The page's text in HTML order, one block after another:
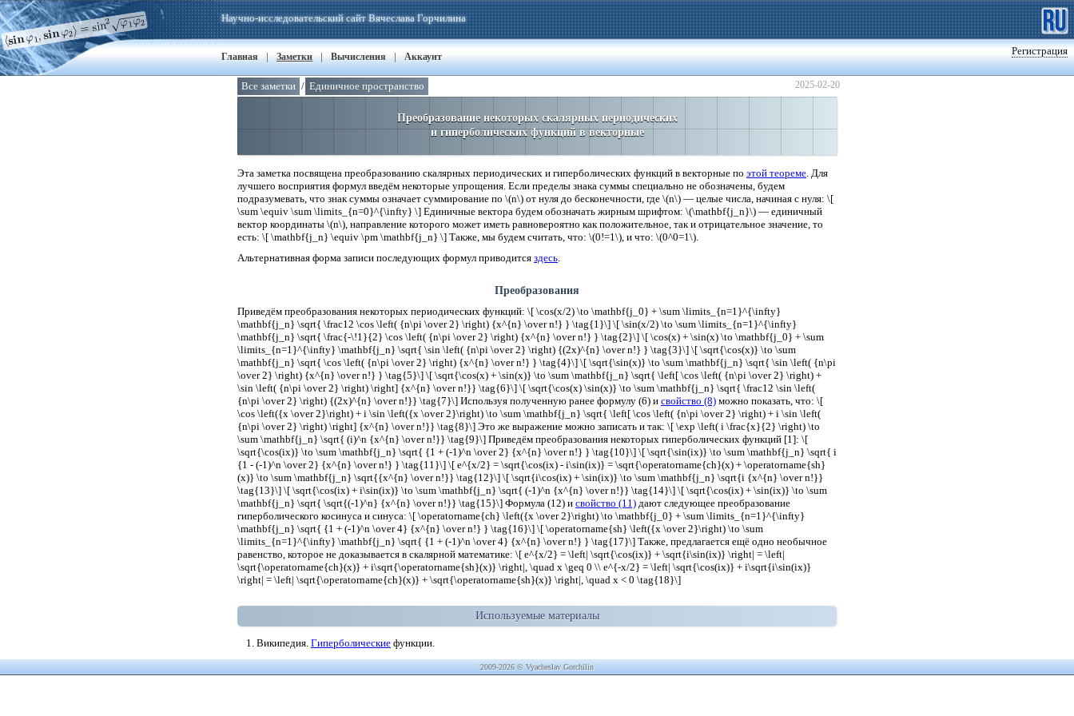
Регистрация
Научно-исследовательский сайт Вячеслава Горчилина
Главная | Заметки | Вычисления | Аккаунт
2025-02-20
Все заметки / Единичное пространство
Преобразование некоторых скалярных периодических
и гиперболических функций в векторные
Эта заметка посвящена преобразованию скалярных периодических и гиперболических функций в векторные по этой теореме . Для
лучшего восприятия формул введём некоторые упрощения. Если пределы знака суммы специально не обозначены, будем
подразумевать, что знак суммы означает суммирование по \(n\) от нуля до бесконечности, где \(n\) — целые числа, начиная с нуля: \[
\sum \equiv \sum \limits_{n=0}^{\infty} \] Единичные вектора будем обозначать жирным шрифтом: \(\mathbf{j_n}\) — единичный
вектор координаты \(n\), направление которого может иметь равновероятно как положительное, так и отрицательное значение, то
есть: \[ \mathbf{j_n} \equiv \pm \mathbf{j_n} \] Также, мы будем считать, что: \(0!=1\), и что: \(0^0=1\).
Альтернативная форма записи последующих формул приводится здесь
Преобразования
Приведём преобразования некоторых периодических функций: \[ \cos(x/2) \to \mathbf{j_0} + \sum \limits_{n=1}^{\infty}
\mathbf{j_n} \sqrt{ \frac12 \cos \left( {n\pi \over 2} \right) {x^{n} \over n!} } \tag{1}\] \[ \sin(x/2) \to \sum \limits_{n=1}^{\infty}
\mathbf{j_n} \sqrt{ \frac{-\!1}{2} \cos \left( {n\pi \over 2} \right) {x^{n} \over n!} } \tag{2}\] \[ \cos(x) + \sin(x) \to \mathbf{j_0} + \sum
\limits_{n=1}^{\infty} \mathbf{j_n} \sqrt{ \sin \left( {n\pi \over 2} \right) {(2x)^{n} \over n!} } \tag{3}\] \[ \sqrt{\cos(x)} \to \sum
\mathbf{j_n} \sqrt{ \cos \left( {n\pi \over 2} \right) {x^{n} \over n!} } \tag{4}\] \[ \sqrt{\sin(x)} \to \sum \mathbf{j_n} \sqrt{ \sin \left( {n\pi
\over 2} \right) {x^{n} \over n!} } \tag{5}\] \[ \sqrt{\cos(x) + \sin(x)} \to \sum \mathbf{j_n} \sqrt{ \left[ \cos \left( {n\pi \over 2} \right) +
\sin \left( {n\pi \over 2} \right) \right] {x^{n} \over n!}} \tag{6}\] \[ \sqrt{\cos(x) \sin(x)} \to \sum \mathbf{j_n} \sqrt{ \frac12 \sin \left(
{n\pi \over 2} \right) {(2x)^{n} \over n!}} \tag{7}\] Используя полученную ранее формулу (6) и свойство (8) можно показать, что: \[
\cos \left({x \over 2}\right) + i \sin \left({x \over 2}\right) \to \sum \mathbf{j_n} \sqrt{ \left[ \cos \left( {n\pi \over 2} \right) + i \sin \left(
{n\pi \over 2} \right) \right] {x^{n} \over n!}} \tag{8}\] Это же выражение можно записать и так: \[ \exp \left( i \frac{x}{2} \right) \to
\sum \mathbf{j_n} \sqrt{ (i)^n {x^{n} \over n!}} \tag{9}\] Приведём преобразования некоторых гиперболических функций [1]: \[
\sqrt{\cos(ix)} \to \sum \mathbf{j_n} \sqrt{ {1 + (-1)^n \over 2} {x^{n} \over n!} } \tag{10}\] \[ \sqrt{\sin(ix)} \to \sum \mathbf{j_n} \sqrt{ i
{1 - (-1)^n \over 2} {x^{n} \over n!} } \tag{11}\] \[ e^{x/2} = \sqrt{\cos(ix) - i\sin(ix)} = \sqrt{\operatorname{ch}(x) + \operatorname{sh}
(x)} \to \sum \mathbf{j_n} \sqrt{{x^{n} \over n!}} \tag{12}\] \[ \sqrt{i\cos(ix) + \sin(ix)} \to \sum \mathbf{j_n} \sqrt{i {x^{n} \over n!}}
\tag{13}\] \[ \sqrt{\cos(ix) + i\sin(ix)} \to \sum \mathbf{j_n} \sqrt{ (-1)^n {x^{n} \over n!}} \tag{14}\] \[ \sqrt{\cos(ix) + \sin(ix)} \to \sum
\mathbf{j_n} \sqrt{ \sqrt{(-1)^n} {x^{n} \over n!}} \tag{15}\] Формула (12) и свойство (11) дают следующее преобразование
гиперболического косинуса и синуса: \[ \operatorname{ch} \left({x \over 2}\right) \to \mathbf{j_0} + \sum \limits_{n=1}^{\infty}
\mathbf{j_n} \sqrt{ {1 + (-1)^n \over 4} {x^{n} \over n!} } \tag{16}\] \[ \operatorname{sh} \left({x \over 2}\right) \to \sum
\limits_{n=1}^{\infty} \mathbf{j_n} \sqrt{ {1 + (-1)^n \over 4} {x^{n} \over n!} } \tag{17}\] Также, предлагается ещё одно необычное
равенство, которое не доказывается в скалярной математике: \[ e^{x/2} = \left| \sqrt{\cos(ix)} + \sqrt{i\sin(ix)} \right| = \left|
\sqrt{\operatorname{ch}(x)} + i\sqrt{\operatorname{sh}(x)} \right|, \quad x \geq 0 \\ e^{-x/2} = \left| \sqrt{\cos(ix)} + i\sqrt{i\sin(ix)}
\right| = \left| \sqrt{\operatorname{ch}(x)} + \sqrt{\operatorname{sh}(x)} \right|, \quad x < 0 \tag{18}\]
Используемые материалы
Википедия. Гиперболические функции.
2009-2026 © Vyacheslav Gorchilin